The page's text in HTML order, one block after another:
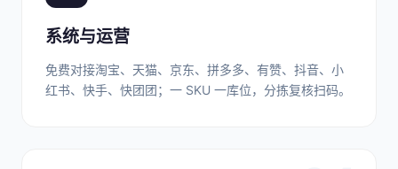
系统与运营
免费对接淘宝、天猫、京东、拼多多、有赞、抖音、小
红书、快手、快团团；一 SKU 一库位，分拣复核扫码。